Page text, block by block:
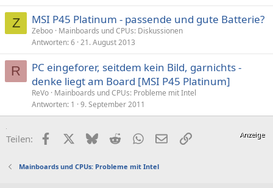
Z MSI P45 Platinum - passende und gute Batterie?
Zeboo Mainboards und CPUs: Diskussionen
Antworten 6 21. August 2013
R
PC eingeforer, seitdem kein Bild, garnichts -
denke liegt am Board [MSI P45 Platinum]
ReVo Mainboards und CPUs: Probleme mit Intel
Antworten 1 9. September 2011
Teilen: FacebookX (Twitter)
BlueskyRedditWhatsApp
E-MailLink
Mainboards und CPUs: Probleme mit Intel